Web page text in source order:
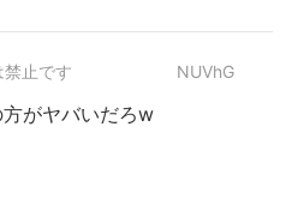
止です NUVhG
がヤバいだろw